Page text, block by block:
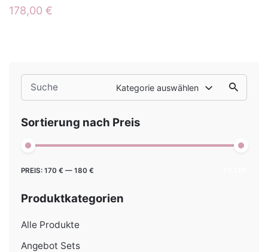
Search
for
Kategorie auswählen
Sortierung nach Preis
Min.
Max.
PREIS: 170 € — 180 €
Produktkategorien
Alle Produkte
Angebot Sets
178,00 €